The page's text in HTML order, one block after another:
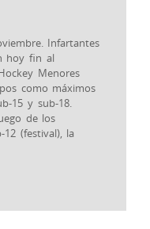
Infartantes
hoy fin al
Menores
como máximos
15 y sub-18.
de los
(festival), la